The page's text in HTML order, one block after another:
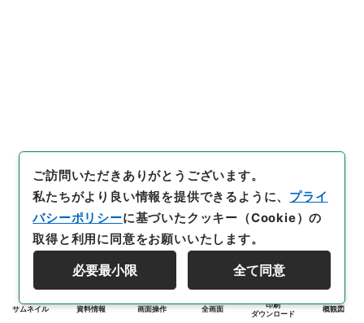
サムネイル 資料情報 画面操作 全画面
印刷
ダウンロード
概観図
ご訪問いただきありがとうございます。
私たちがより良い情報を提供できるように、 プライ
バシーポリシーに基づいたクッキー（Cookie）の
取得と利用に同意をお願いいたします。
必要最小限 全て同意